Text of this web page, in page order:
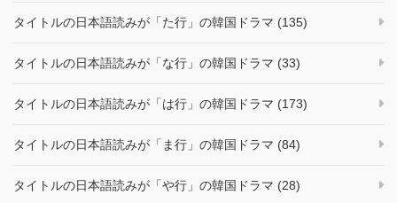
タイトルの日本語読みが「た行」の韓国ドラマ (135)
タイトルの日本語読みが「な行」の韓国ドラマ (33)
タイトルの日本語読みが「は行」の韓国ドラマ (173)
タイトルの日本語読みが「ま行」の韓国ドラマ (84)
タイトルの日本語読みが「や行」の韓国ドラマ (28)